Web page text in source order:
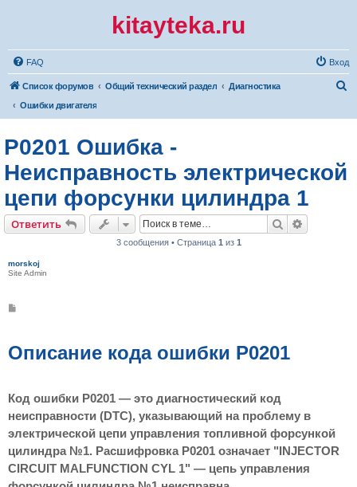
kitayteka.ru
FAQ Вход
Список форумов Общий технический раздел
Диагностика
Ошибки двигателя
P0201 Ошибка -
Неисправность электрической
цепи форсунки цилиндра 1
Ответить Поиск
3 сообщения • Страница 1 из 1
morskoj
Site Admin
щ
е
Описание кода ошибки P0201
Код ошибки P0201 — это диагностический код
неисправности (DTC), указывающий на проблему в
электрической цепи управления топливной форсункой
цилиндра №1. Расшифровка P0201 означает "INJECTOR
CIRCUIT MALFUNCTION CYL 1" — цепь управления